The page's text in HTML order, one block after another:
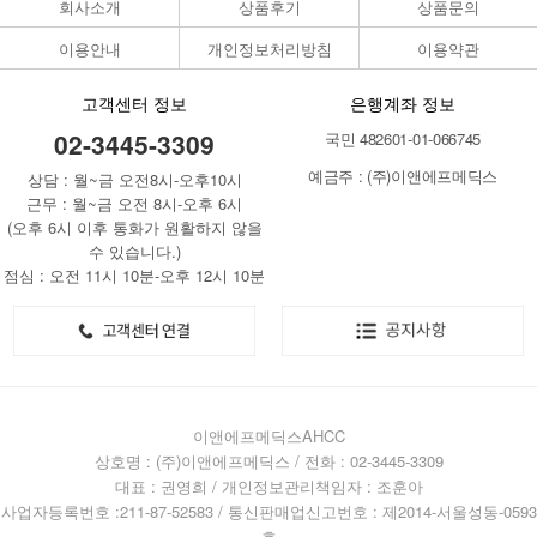
회사소개 상품후기
상품문의
이용안내
개인정보처리방침 이용약관
고객센터 정보
02-3445-3309
상담 : 월~금 오전8시-오후10시
근무 : 월~금 오전 8시-오후 6시
(오후 6시 이후 통화가 원활하지 않을
수 있습니다.)
점심 : 오전 11시 10분-오후 12시 10분
은행계좌 정보
국민 482601-01-066745
예금주 : (주)이앤에프메딕스
이앤에프메딕스AHCC
상호명 : (주)이앤에프메딕스 / 전화 : 02-3445-3309
대표 : 권영희 / 개인정보관리책임자 : 조훈아
사업자등록번호 :211-87-52583 / 통신판매업신고번호 : 제2014-서울성동-0593